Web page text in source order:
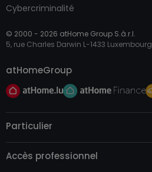
Cybercriminalité
© 2000 - 2026 atHome Group S.à.r.l.
5, rue Charles Darwin L-1433 Luxembourg
atHomeGroup
Particulier
Accès professionnel